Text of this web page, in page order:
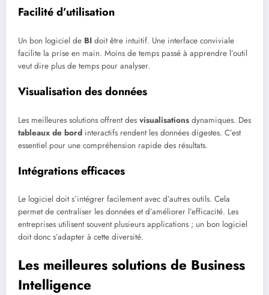
Facilité d’utilisation
Un bon logiciel de BI doit être intuitif. Une interface conviviale
facilite la prise en main. Moins de temps passé à apprendre l’outil
veut dire plus de temps pour analyser.
Visualisation des données
Les meilleures solutions offrent des visualisations dynamiques. Des
tableaux de bord interactifs rendent les données digestes. C’est
essentiel pour une compréhension rapide des résultats.
Intégrations efficaces
Le logiciel doit s’intégrer facilement avec d’autres outils. Cela
permet de centraliser les données et d’améliorer l’efficacité. Les
entreprises utilisent souvent plusieurs applications ; un bon logiciel
doit donc s’adapter à cette diversité.
Les meilleures solutions de Business
Intelligence